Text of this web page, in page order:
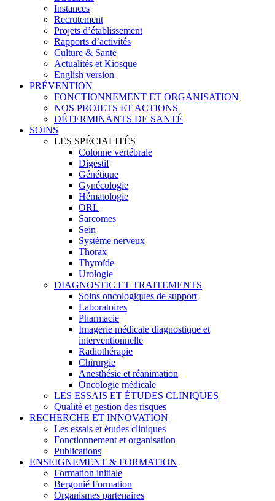
Instances
Recrutement
Projets d’établissement
Rapports d’activités
Culture & Santé
Actualités et Kiosque
English version
PRÉVENTION
FONCTIONNEMENT ET ORGANISATION
NOS PROJETS ET ACTIONS
DÉTERMINANTS DE SANTÉ
SOINS
LES SPÉCIALITÉS
Colonne vertébrale
Digestif
Génétique
Gynécologie
Hématologie
ORL
Sarcomes
Sein
Système nerveux
Thorax
Thyroïde
Urologie
DIAGNOSTIC ET TRAITEMENTS
Soins oncologiques de support
Laboratoires
Pharmacie
Imagerie médicale diagnostique et
interventionnelle
Radiothérapie
Chirurgie
Anesthésie et réanimation
Oncologie médicale
LES ESSAIS ET ÉTUDES CLINIQUES
Qualité et gestion des risques
RECHERCHE ET INNOVATION
Les essais et études cliniques
Fonctionnement et organisation
Publications
ENSEIGNEMENT & FORMATION
Formation initiale
Bergonié Formation
Organismes partenaires